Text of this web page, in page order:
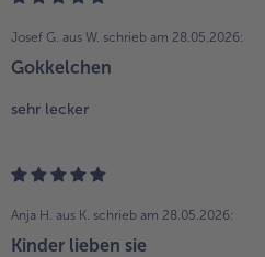
Josef G. aus W. schrieb am 28.05.2026:
Gokkelchen
sehr lecker
Anja H. aus K. schrieb am 28.05.2026:
Kinder lieben sie